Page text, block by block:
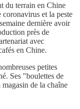
du terrain en Chine
coronavirus et la peste
dernière avoir
près de
avec
en Chine.
petites
Ses "boulettes de
de la chaîne